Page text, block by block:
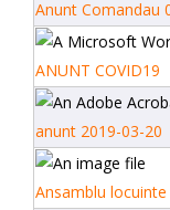
Anunt Comandau
ANUNT COVID19
anunt 2019-03-20
Ansamblu locuinte